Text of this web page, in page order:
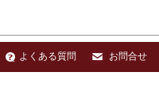
よくある質問 お問合せ